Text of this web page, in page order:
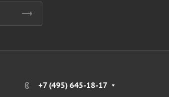
+7 (495) 645-18-17